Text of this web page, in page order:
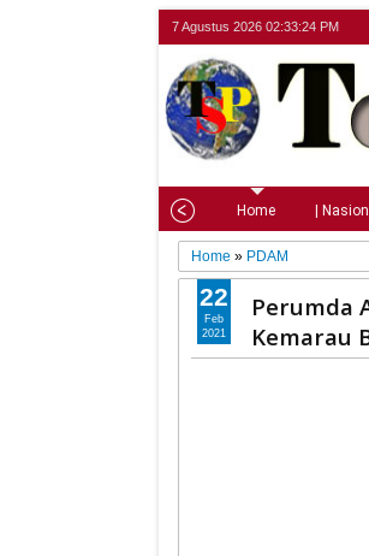
7 Agustus 2026 02:33:25 PM
Home |
Home » PDAM
Perumda
Kemarau
22
Feb
2021